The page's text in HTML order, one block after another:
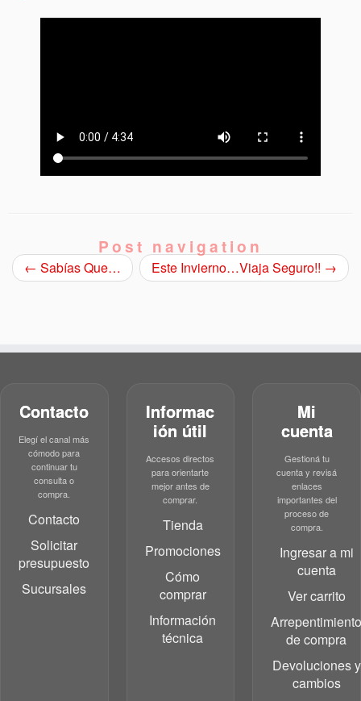
Post navigation
← Sabías Que… Este Invierno…Viaja Seguro!! →
Contacto
Elegí el canal más
cómodo para
continuar tu
consulta o
compra.
Contacto
Solicitar
presupuesto
Sucursales
Informac
ión útil
Accesos directos
para orientarte
mejor antes de
comprar.
Tienda
Promociones
Cómo
comprar
Información
técnica
Mi
cuenta
Gestioná tu
cuenta y revisá
enlaces
importantes del
proceso de
compra.
Ingresar a mi
cuenta
Ver carrito
de compra
Devoluciones y
cambios